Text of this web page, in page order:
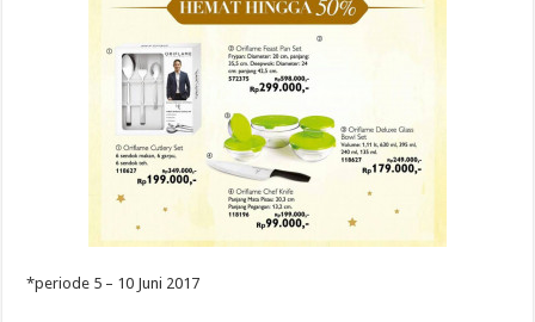
*periode 5 – 10 Juni 2017